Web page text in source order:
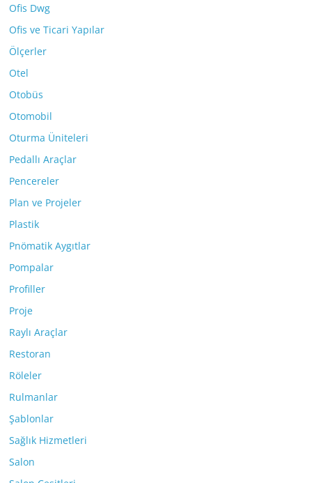
Ofis Dwg
Ofis ve Ticari Yapılar
Ölçerler
Otel
Otobüs
Otomobil
Oturma Üniteleri
Pedallı Araçlar
Pencereler
Plan ve Projeler
Plastik
Pnömatik Aygıtlar
Pompalar
Profiller
Proje
Raylı Araçlar
Restoran
Röleler
Rulmanlar
Şablonlar
Sağlık Hizmetleri
Salon